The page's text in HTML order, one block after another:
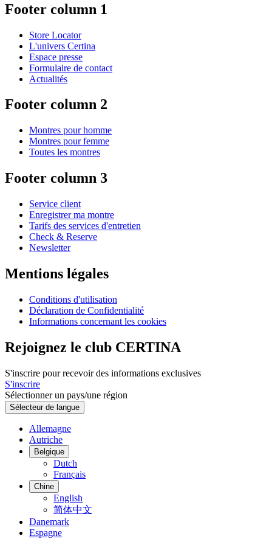
Footer column 1
Store Locator
L'univers Certina
Espace presse
Formulaire de contact
Actualités
Footer column 2
Montres pour homme
Montres pour femme
Toutes les montres
Footer column 3
Service client
Enregistrer ma montre
Tarifs des services d'entretien
Check & Reserve
Newsletter
Mentions légales
Conditions d'utilisation
Déclaration de Confidentialité
Informations concernant les cookies
Rejoignez le club CERTINA
S'inscrire pour recevoir des informations exclusives
S'inscrire
Sélectionner un pays/une région
Sélecteur de langue
Allemagne
Autriche
Belgique
Dutch
Français
Chine
English
简体中文
Danemark
Espagne